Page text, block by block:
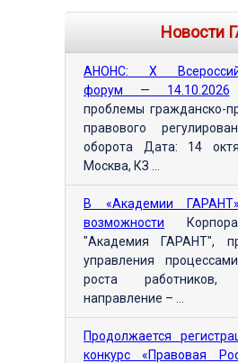
Новости
АНОНС: Х
форум — 14.10.2026
проблемы гражданско-
правового
оборота Дата: 14
Москва, КЗ ...
В «Академии
возможности
"Академия ГАРАНТ",
управления
роста работников,
направление – ...
Продолжается
конкурс «Правовая